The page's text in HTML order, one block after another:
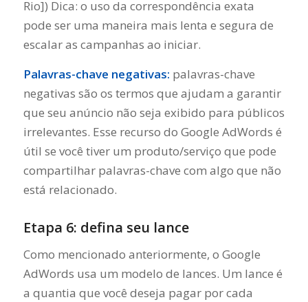
Rio]) Dica: o uso da correspondência exata
pode ser uma maneira mais lenta e segura de
escalar as campanhas ao iniciar.
Palavras-chave negativas: palavras-chave
negativas são os termos que ajudam a garantir
que seu anúncio não seja exibido para públicos
irrelevantes. Esse recurso do Google AdWords é
útil se você tiver um produto/serviço que pode
compartilhar palavras-chave com algo que não
está relacionado.
Etapa 6: defina seu lance
Como mencionado anteriormente, o Google
AdWords usa um modelo de lances. Um lance é
a quantia que você deseja pagar por cada